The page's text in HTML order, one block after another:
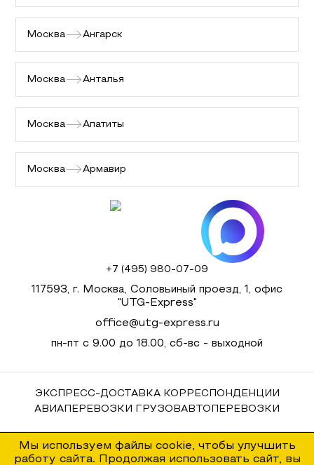
Москва Ангарск
Москва Анталья
Москва Апатиты
Москва Армавир
Мы используем файлы cookie, чтобы улучшить
работу сайта. Продолжая использовать сайт, вы
+7 (495) 980-07-09
117593, г. Москва, Соловьиный проезд, 1, офис
"UTG-Express"
office@utg-express.ru
пн-пт с 9.00 до 18.00, сб-вс - выходной
ЭКСПРЕСС-ДОСТАВКА КОРРЕСПОНДЕНЦИИ
АВИАПЕРЕВОЗКИ ГРУЗОВАВТОПЕРЕВОЗКИ
© UTG-Express. Все права защищены, 2023